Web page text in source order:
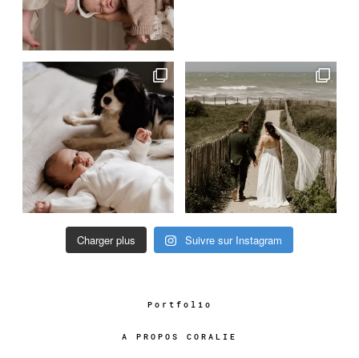
Charger plus Suivre sur Instagram
Portfolio
A PROPOS CORALIE